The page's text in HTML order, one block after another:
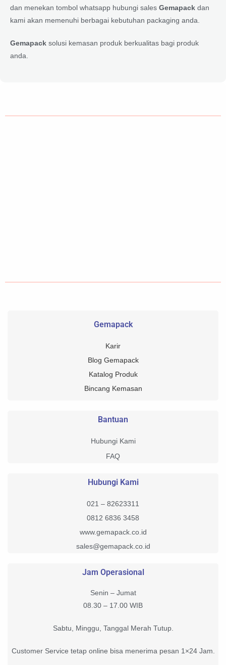
dan menekan tombol whatsapp hubungi sales Gemapack dan
kami akan memenuhi berbagai kebutuhan packaging anda.
Gemapack solusi kemasan produk berkualitas bagi produk
anda.
Gemapack
Karir
Blog Gemapack
Katalog Produk
Bincang Kemasan
Bantuan
Hubungi Kami
FAQ
Hubungi Kami
021 – 82623311
0812 6836 3458
www.gemapack.co.id
sales@gemapack.co.id
Jam Operasional
Senin – Jumat
08.30 – 17.00 WIB
Sabtu, Minggu, Tanggal Merah Tutup.
Customer Service tetap online bisa menerima pesan 1×24 Jam.